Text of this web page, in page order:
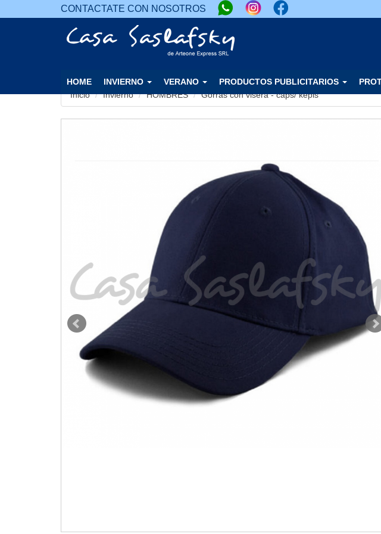
CONTACTATE CON NOSOTROS
HOME INVIERNO VERANO PRODUCTOS PUBLICITARIOS
Inicio
Invierno HOMBRES Gorras con visera - caps/ kepis